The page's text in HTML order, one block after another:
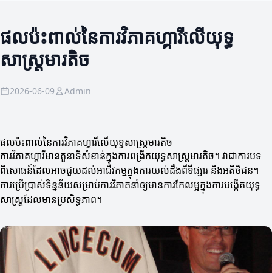
ផលប៉ះពាល់នៃការវិភាគហ្គារីលើយុទ្ធ
សាស្ត្រមារតិច
2026-06-09 Admin
ផលប៉ះពាល់នៃការវិភាគហ្គារីលើយុទ្ធសាស្ត្រមារតិច
ការវិភាគហ្គារីមានតួនាទីសំខាន់ក្នុងការពង្រីកយុទ្ធសាស្ត្រមារតិច។ វាជាការបទ
ពិសោធន៍ដែលអាចជួយដល់អាជីវកម្មក្នុងការយល់ដឹងពីទីផ្សារ និងអតិថិជន។
ការប្រើប្រាស់ទិន្នន័យសម្រាប់ការវិភាគនាំឲ្យមានការកែលម្អក្នុងការបង្កើតយុទ្ធ
សាស្ត្រដែលមានប្រសិទ្ធភាព។